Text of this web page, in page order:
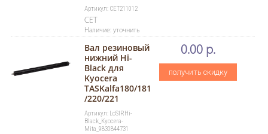
Артикул: CET211012
CET
Наличие: уточнить
Вал резиновый
нижний Hi-
Black для
Kyocera
TASKalfa180/181
/220/221
Артикул: LoSlRHi-
Black_Kyocera-
Mita_9830844731
0.00 р.
получить скидку